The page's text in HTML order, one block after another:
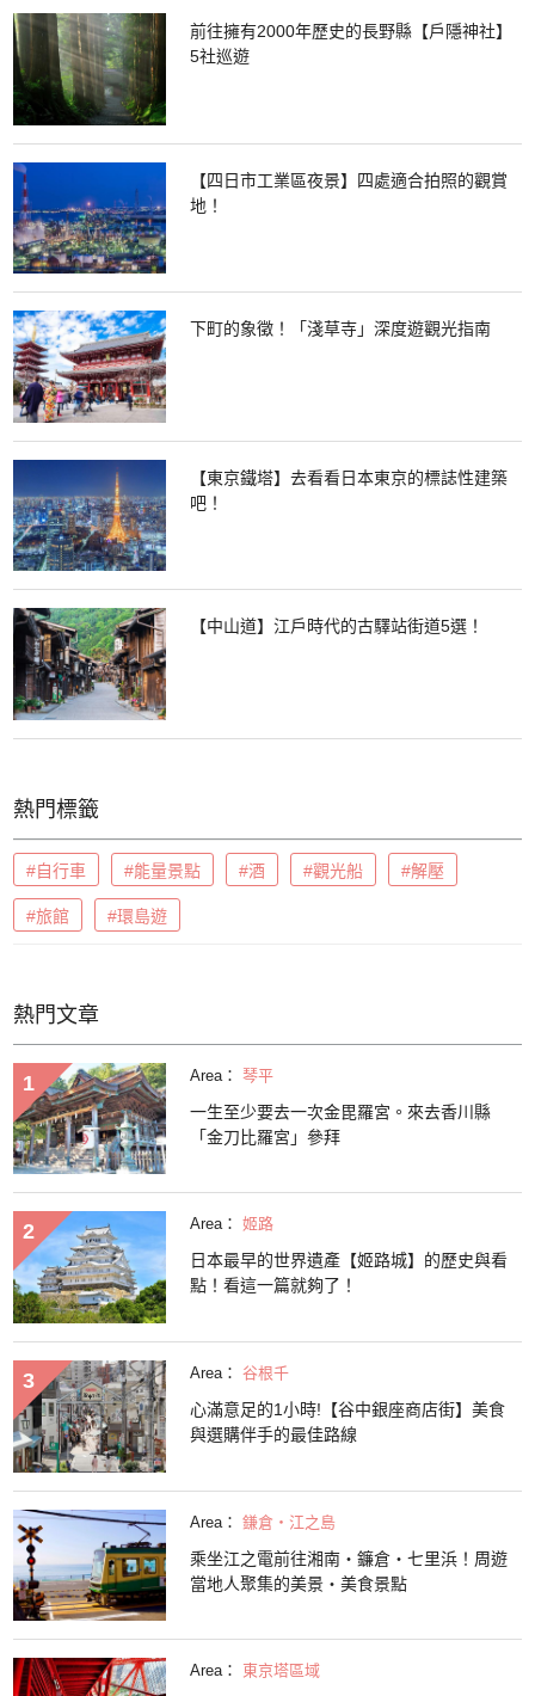
前往擁有2000年歷史的長野縣【戶隱神社】
5社巡遊
【四日市工業區夜景】四處適合拍照的觀賞
地！
下町的象徵！「淺草寺」深度遊觀光指南
【東京鐵塔】去看看日本東京的標誌性建築
吧！
【中山道】江戶時代的古驛站街道5選！
熱門標籤
#自行車 #能量景點 #酒 #觀光船 #解壓
#旅館 #環島遊
熱門文章
Area： 琴平
一生至少要去一次金毘羅宮。來去香川縣
「金刀比羅宮」參拜
Area： 姬路
日本最早的世界遺產【姬路城】的歷史與看
點！看這一篇就夠了！
Area： 谷根千
心滿意足的1小時!【谷中銀座商店街】美食
與選購伴手的最佳路線
Area： 鎌倉・江之島
乘坐江之電前往湘南・鐮倉・七里浜！周遊
當地人聚集的美景・美食景點
Area： 東京塔區域